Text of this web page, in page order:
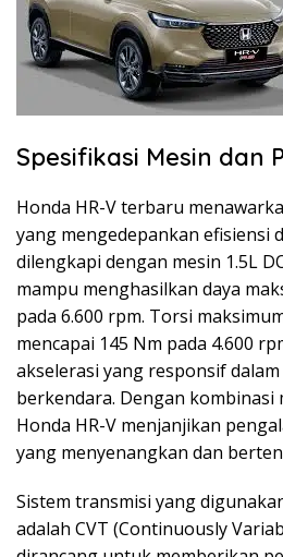
Spesifikasi Mesin dan
Honda HR-V terbaru
yang mengedepankan efisiensi
dilengkapi dengan mesin 1.5L
mampu menghasilkan daya
pada 6.600 rpm. Torsi
mencapai 145 Nm pada 4.600
akselerasi yang responsif
berkendara. Dengan kombinasi
Honda HR-V menjanjikan
yang menyenangkan dan
Sistem transmisi yang
adalah CVT (Continuously